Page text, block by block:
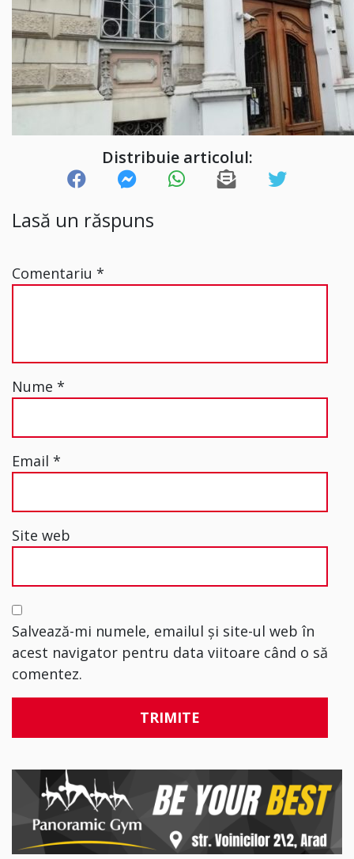
Distribuie articolul:
Lasă un răspuns
Comentariu *
Nume *
Email *
Site web
Salvează-mi numele, emailul și site-ul web în
acest navigator pentru data viitoare când o să
comentez.